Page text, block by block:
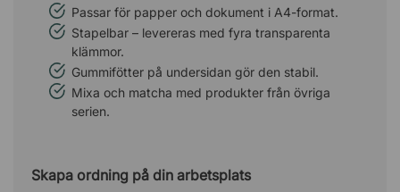
Passar för papper och dokument i A4-format.
Stapelbar – levereras med fyra transparenta
klämmor.
Gummifötter på undersidan gör den stabil.
Mixa och matcha med produkter från övriga
serien.
Skapa ordning på din arbetsplats